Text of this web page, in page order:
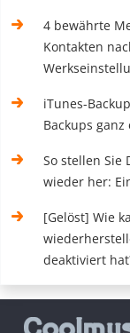
4 bewährte
Kontakten
iTunes-
Backups
So stellen Sie
wieder her:
[Gelöst] Wie
deaktiviert